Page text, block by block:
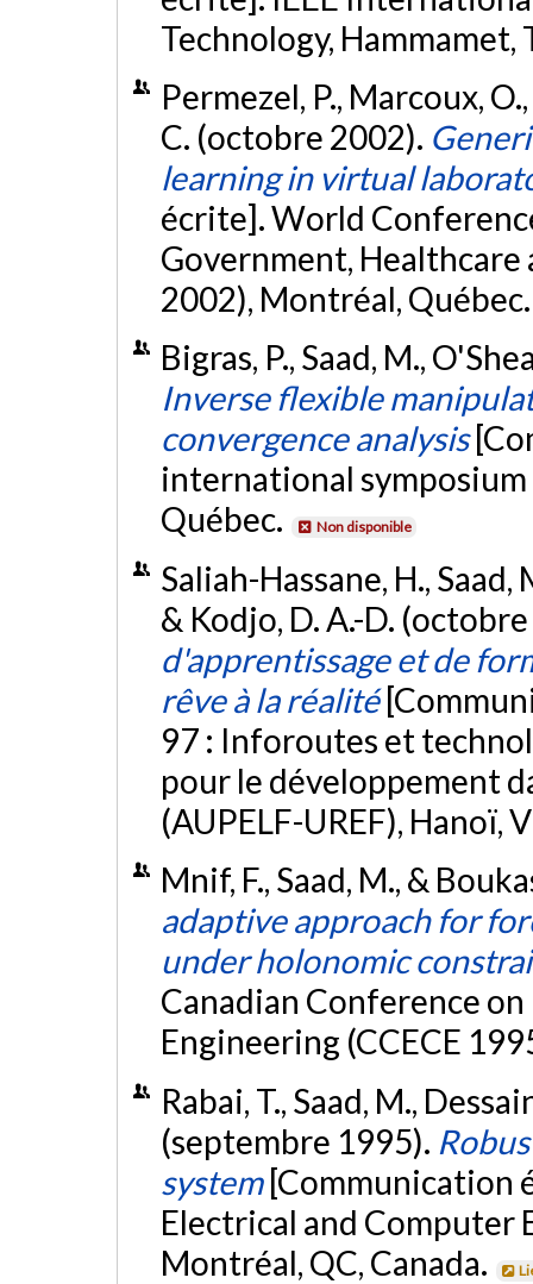
Technology, Hammamet,
Permezel, P., Marcoux,
C. (octobre 2002).
learning in virtual
écrite]. World
Government, Healthcare
2002), Montréal,
Bigras, P., Saad, M.,
Inverse flexible
convergence analysis
international
Québec.
Non disponible
Saliah-Hassane, H.,
& Kodjo, D. A.-D.
d'apprentissage et de
rêve à la réalité
97 : Inforoutes et
pour le développement
(AUPELF-UREF), Hanoï,
Mnif, F., Saad, M., &
adaptive approach for
under holonomic
Canadian Conference
Engineering (CCECE
Rabai, T., Saad, M.,
(septembre 1995).
system [Communication
Electrical and Computer
Montréal, QC, Canada.